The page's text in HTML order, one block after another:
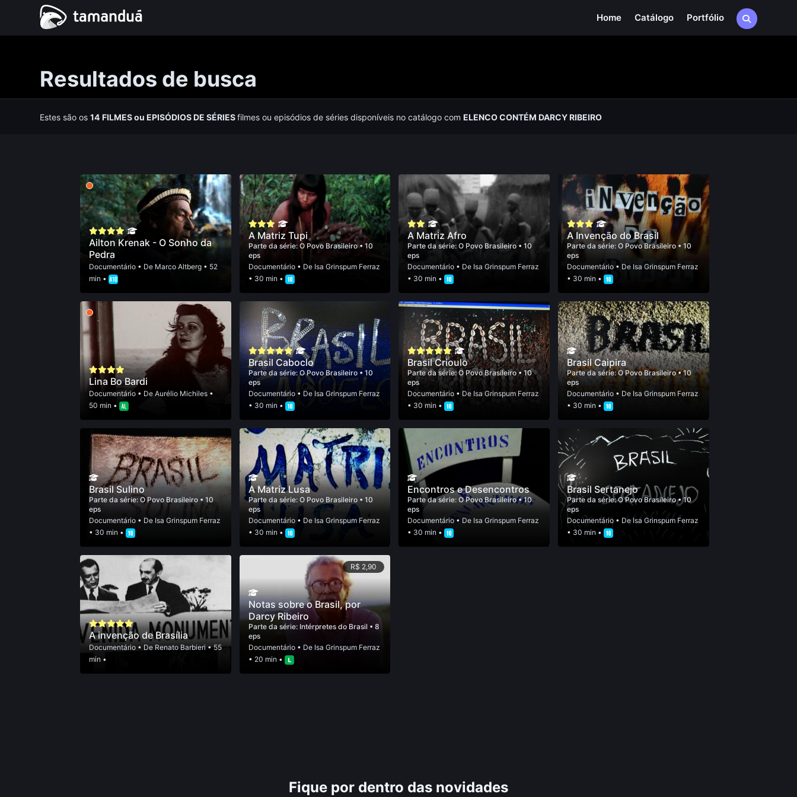
Home Catálogo Portfólio
Resultados de busca
Estes são os14 FILMESou EPISÓDIOS DE SÉRIESfilmes ou episódios de séries disponíveis no catálogo comELENCO CONTÉM DARCY RIBEIRO
Ailton Krenak - O Sonho da
Pedra
Documentário• De Marco Altberg• 52
min •
A Matriz Tupi
Parte da série: O Povo Brasileiro• 10
eps
Documentário• De Isa Grinspum Ferraz
• 30 min •
A Matriz Afro
Parte da série:O Povo Brasileiro • 10
eps
Documentário • De Isa Grinspum Ferraz
• 30 min •
A Invenção do Brasil
Parte da série:O Povo Brasileiro • 10
eps
Documentário • De Isa Grinspum Ferraz
• 30 min •
Lina Bo Bardi
Documentário• De Aurélio Michiles•
50 min •
Brasil Caboclo
Parte da série:O Povo Brasileiro • 10
eps
Documentário• De Isa Grinspum Ferraz
• 30 min •
Brasil Crioulo
Parte da série:O Povo Brasileiro• 10
eps
Documentário • De Isa Grinspum Ferraz
• 30 min •
Brasil Caipira
Parte da série:O Povo Brasileiro• 10
eps
Documentário • De Isa Grinspum Ferraz
• 30 min •
Brasil Sulino
Parte da série: O Povo Brasileiro • 10
eps
Documentário• De Isa Grinspum Ferraz
• 30 min •
A Matriz Lusa
Parte da série: O Povo Brasileiro • 10
eps
Documentário• De Isa Grinspum Ferraz
• 30 min •
Encontros e Desencontros
Parte da série:O Povo Brasileiro• 10
eps
Documentário • De Isa Grinspum Ferraz
• 30 min •
Brasil Sertanejo
Parte da série:O Povo Brasileiro• 10
eps
Documentário • De Isa Grinspum Ferraz
• 30 min •
A invenção de Brasília
Documentário• De Renato Barbieri• 55
min •
R$ 2,90
Notas sobre o Brasil, por
Darcy Ribeiro
Parte da série: Intérpretes do Brasil • 8
eps
Documentário• De Isa Grinspum Ferraz
• 20 min •
Fique por dentro das novidades